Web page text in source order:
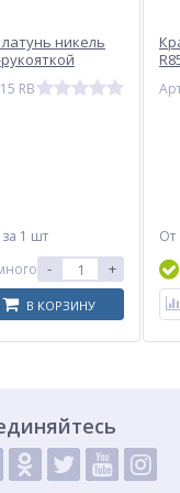
запасными
никель
RB
за 1 шт
- +
В КОРЗИНУ
От